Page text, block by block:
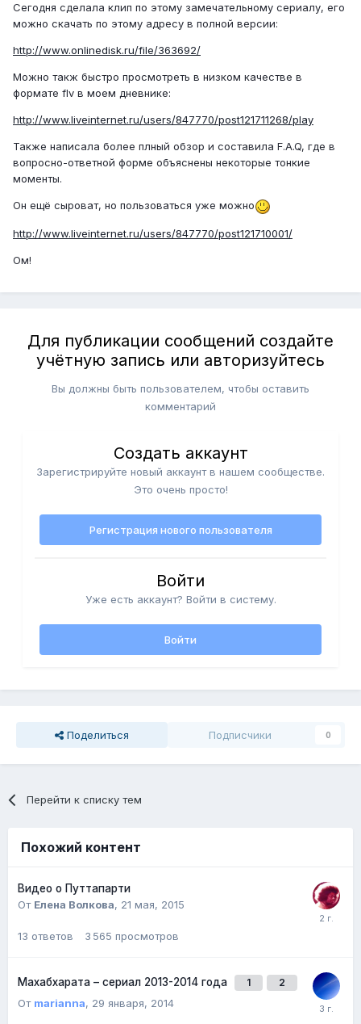
Сегодня сделала клип по этому замечательному сериалу, его
можно скачать по этому адресу в полной версии:
http://www.onlinedisk.ru/file/363692/
Можно такж быстро просмотреть в низком качестве в
формате flv в моем дневнике:
http://www.liveinternet.ru/users/847770/post121711268/play
Также написала более плный обзор и составила F.A.Q, где в
вопросно-ответной форме объяснены некоторые тонкие
моменты.
Он ещё сыроват, но пользоваться уже можно
http://www.liveinternet.ru/users/847770/post121710001/
Ом!
Для публикации сообщений создайте
учётную запись или авторизуйтесь
Вы должны быть пользователем, чтобы оставить
комментарий
Создать аккаунт
Зарегистрируйте новый аккаунт в нашем сообществе.
Это очень просто!
Регистрация нового пользователя
Войти
Уже есть аккаунт? Войти в систему.
Войти
Поделиться Подписчики 0
Перейти к списку тем
Похожий контент
Видео о Путтапарти
От Елена Волкова, 21 мая, 2015
13 ответов 3 565 просмотров
Махабхарата – сериал 2013-2014 года 1 2
От marianna, 29 января, 2014